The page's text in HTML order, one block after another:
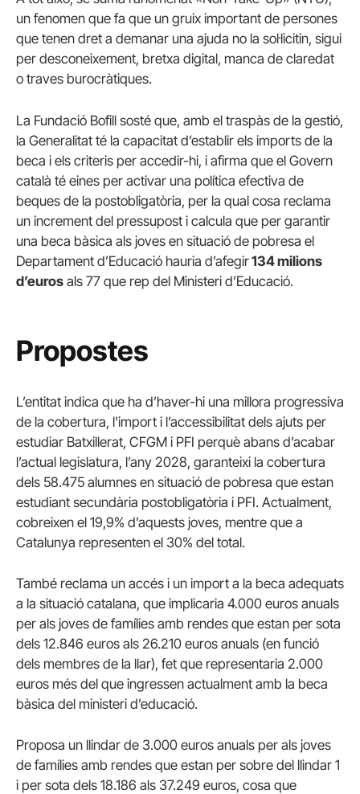
un fenomen que fa que un gruix important de persones
que tenen dret a demanar una ajuda no la sol·licitin, sigui
per desconeixement, bretxa digital, manca de claredat
o traves burocràtiques.
La Fundació Bofill sosté que, amb el traspàs de la gestió,
la Generalitat té la capacitat d’establir els imports de la
beca i els criteris per accedir-hi, i afirma que el Govern
català té eines per activar una política efectiva de
beques de la postobligatòria, per la qual cosa reclama
un increment del pressupost i calcula que per garantir
una beca bàsica als joves en situació de pobresa el
Departament d’Educació hauria d’afegir134 milions
d’euros als 77 que rep del Ministeri d’Educació.
Propostes
L’entitat indica que ha d’haver-hi una millora progressiva
de la cobertura, l’import i l’accessibilitat dels ajuts per
estudiar Batxillerat, CFGM i PFI perquè abans d’acabar
l’actual legislatura, l’any 2028, garanteixi la cobertura
dels 58.475 alumnes en situació de pobresa que estan
estudiant secundària postobligatòria i PFI. Actualment,
cobreixen el 19,9% d’aquests joves, mentre que a
Catalunya representen el 30% del total.
També reclama un accés i un import a la beca adequats
a la situació catalana, que implicaria 4.000 euros anuals
per als joves de famílies amb rendes que estan per sota
dels 12.846 euros als 26.210 euros anuals (en funció
dels membres de la llar), fet que representaria 2.000
euros més del que ingressen actualment amb la beca
bàsica del ministeri d’educació.
Proposa un llindar de 3.000 euros anuals per als joves
de famílies amb rendes que estan per sobre del llindar 1
i per sota dels 18.186 als 37.249 euros, cosa que